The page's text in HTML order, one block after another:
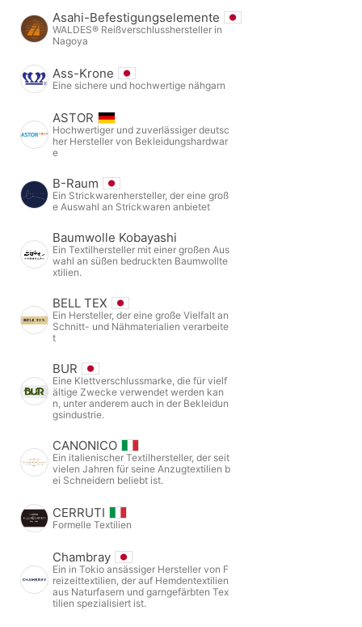
Asahi-Befestigungselemente
WALDES® Reißverschlusshersteller in
Nagoya
Ass-Krone
Eine sichere und hochwertige nähgarn
ASTOR
Hochwertiger und zuverlässiger deutsc
her Hersteller von Bekleidungshardwar
e
B-Raum
Ein Strickwarenhersteller, der eine groß
e Auswahl an Strickwaren anbietet
Baumwolle Kobayashi
Ein Textilhersteller mit einer großen Aus
wahl an süßen bedruckten Baumwollte
xtilien.
BELL TEX
Ein Hersteller, der eine große Vielfalt an
Schnitt- und Nähmaterialien verarbeite
t
BUR
Eine Klettverschlussmarke, die für vielf
ältige Zwecke verwendet werden kan
n, unter anderem auch in der Bekleidun
gsindustrie.
CANONICO
Ein italienischer Textilhersteller, der seit
vielen Jahren für seine Anzugtextilien b
ei Schneidern beliebt ist.
CERRUTI
Formelle Textilien
Chambray
Ein in Tokio ansässiger Hersteller von F
reizeittextilien, der auf Hemdentextilien
aus Naturfasern und garngefärbten Tex
tilien spezialisiert ist.